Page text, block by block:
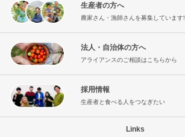
生産者の方へ
農家さん・漁師さんを募集しています!
法人・自治体の方へ
アライアンスのご相談はこちらから
採用情報
生産者と食べる人をつなぎたい
Links